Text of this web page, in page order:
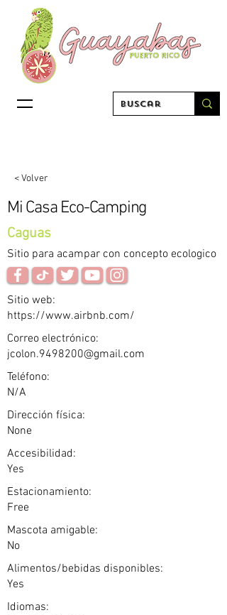
< Volver
Mi Casa Eco-Camping
Caguas
Sitio para acampar con concepto ecologico
Sitio web:
https://www.airbnb.com/
Correo electrónico:
jcolon.9498200@gmail.com
Teléfono:
N/A
Dirección física:
None
Accesibilidad:
Yes
Estacionamiento:
Free
Mascota amigable:
No
Alimentos/bebidas disponibles:
Yes
Idiomas: